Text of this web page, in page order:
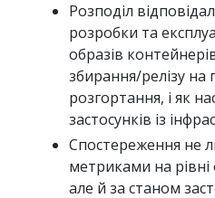
Розподіл
розробки та
образів
збирання/релізу на
розгортання, і як
застосунків із
Спостереження не
метриками на рівні
але й за станом